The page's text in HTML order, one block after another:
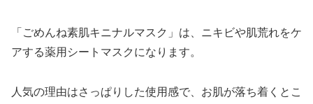
「ごめんね素肌キニナルマスク」は、ニキビや肌荒れをケ
アする薬用シートマスクになります。
人気の理由はさっぱりした使用感で、お肌が落ち着くとこ